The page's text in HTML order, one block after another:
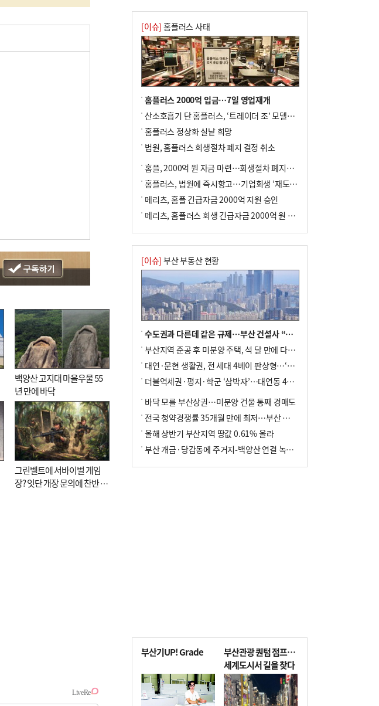
백양산 고지대 마을우물 55
년 만에 바닥
그린벨트에 서바이벌 게임
장? 잇단 개장 문의에 찬반 논
색에 교육청 ‘쩔쩔’
[이슈] 홈플러스 사태
홈플러스 2000억 입금…7일 영업재개
산소호흡기 단 홈플러스, ‘트레이더 조’ 모델로 살아날까
홈플러스 정상화 실낱 희망
법원, 홈플러스 회생절차 폐지 결정 취소
홈플, 2000억 원 자금 마련…회생절차 폐지에 즉시항고(종합)
홈플러스, 법원에 즉시항고…기업회생 ‘재도전’
메리츠, 홈플 긴급자금 2000억 지원 승인
메리츠, 홈플러스 회생 긴급자금 2000억 원 지원 승인
[이슈] 부산 부동산 현황
수도권과 다른데 같은 규제…부산 건설사 “쓰러지기 직전”
부산지역 준공 후 미분양 주택, 석 달 만에 다시 3000가구 넘어서
대연·문현 생활권, 전 세대 4베이 판상형…‘더샵 트리센트’ 내달 분양
더블역세권·평지·학군 ‘삼박자’…대연동 42층 브랜드 단지
바닥 모를 부산상권…미분양 건물 통째 경매도
전국 청약경쟁률 35개월 만에 최저…부산 미분양 ‘적체’ 심화
올해 상반기 부산지역 땅값 0.61% 올라
부산 개금·당감동에 주거지-백양산 연결 녹지 조성
부산기UP! Grade
부산관광 퀀텀 점프…
세계도시서 길을 찾다